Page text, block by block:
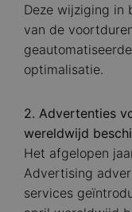
Deze wijziging in
van de
optimalisatie.
2. Advertenties
wereldwijd
Het afgelopen
Advertising
services